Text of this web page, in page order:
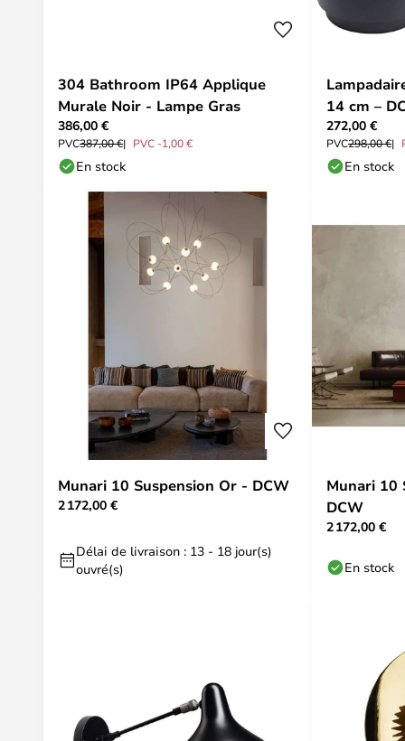
304 Bathroom IP64 Applique
Murale Noir - Lampe Gras
386,00 €
PVC387,00 € PVC -1,00 €
En stock
14 cm –
272,00 €
PVC298,00 €
En stock
Munari 10 Suspension Or - DCW
2 172,00 €
Délai de livraison : 13 - 18 jour(s)
ouvré(s)
Munari 10
DCW
2 172,00 €
En stock